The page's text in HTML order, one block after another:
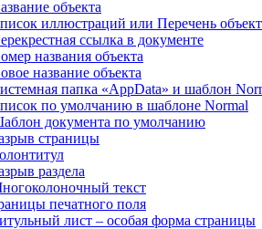
объекта
иллюстраций или Перечень
ссылка в документе
названия объекта
название объекта
папка «AppData» и шаблон
по умолчанию в шаблоне Normal
документа по умолчанию
страницы
раздела
текст
печатного поля
лист – особая форма страницы